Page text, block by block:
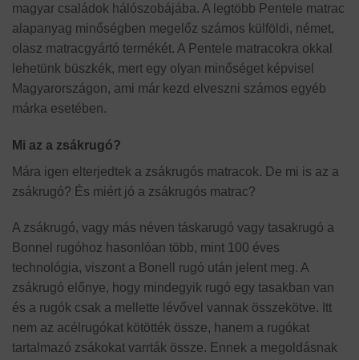
magyar családok hálószobájába. A legtöbb Pentele matrac
alapanyag minőségben megelőz számos külföldi, német,
olasz matracgyártó termékét. A Pentele matracokra okkal
lehetünk büszkék, mert egy olyan minőséget képvisel
Magyarországon, ami már kezd elveszni számos egyéb
márka esetében.
Mi az a zsákrugó?
Mára igen elterjedtek a zsákrugós matracok. De mi is az a
zsákrugó? És miért jó a zsákrugós matrac?
A zsákrugó, vagy más néven táskarugó vagy tasakrugó a
Bonnel rugóhoz hasonlóan több, mint 100 éves
technológia, viszont a Bonell rugó után jelent meg. A
zsákrugó előnye, hogy mindegyik rugó egy tasakban van
és a rugók csak a mellette lévővel vannak összekötve. Itt
nem az acélrugókat kötötték össze, hanem a rugókat
tartalmazó zsákokat varrták össze. Ennek a megoldásnak